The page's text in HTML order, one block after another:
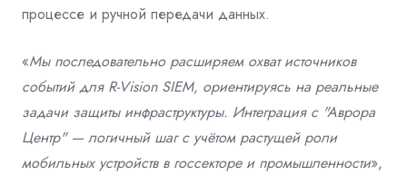
процессе и ручной передачи данных.
«Мы последовательно расширяем охват источников
событий для R-Vision SIEM, ориентируясь на реальные
задачи защиты инфраструктуры. Интеграция с "Аврора
Центр" — логичный шаг с учётом растущей роли
мобильных устройств в госсекторе и промышленности»,